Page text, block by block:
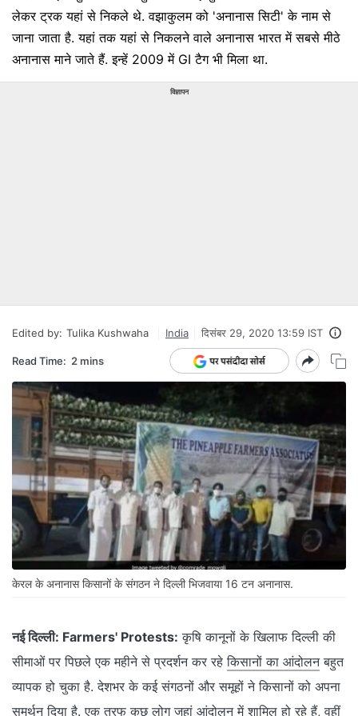
लेकर ट्रक यहां से निकले थे. वझाकुलम को 'अनानास सिटी' के नाम से
जाना जाता है. यहां तक यहां से निकलने वाले अनानास भारत में सबसे मीठे
अनानास माने जाते हैं. इन्हें 2009 में GI टैग भी मिला था.
विज्ञापन
Edited by: Tulika Kushwaha India दिसंबर 29, 2020 13:59 IST
Read Time: 2 mins
केरल के अनानास किसानों के संगठन ने दिल्ली भिजवाया 16 टन अनानास.
नई दिल्ली: Farmers' Protests: कृषि कानूनों के खिलाफ दिल्ली की
सीमाओं पर पिछले एक महीने से प्रदर्शन कर रहेकिसानों का आंदोलनबहुत
व्यापक हो चुका है. देशभर के कई संगठनों और समूहों ने किसानों को अपना
समर्थन दिया है. एक तरफ कुछ लोग जहां आंदोलन में शामिल हो रहे हैं, वहीं